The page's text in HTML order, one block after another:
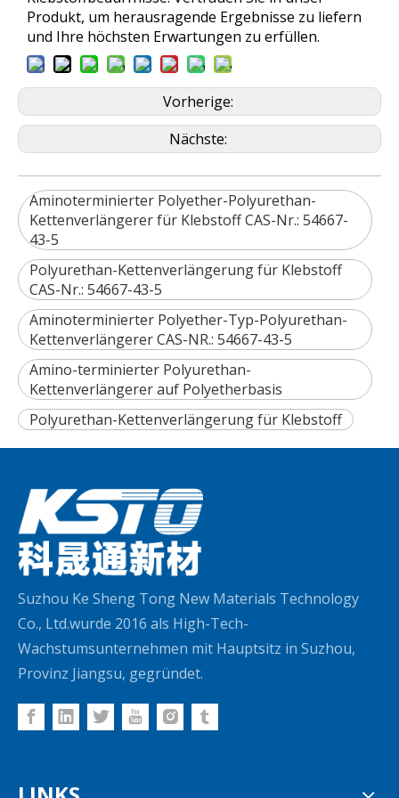
Produkt, um herausragende Ergebnisse zu liefern
und Ihre höchsten Erwartungen zu erfüllen.
Vorherige:
Nächste:
Aminoterminierter Polyether-Polyurethan-
Kettenverlängerer für Klebstoff CAS-Nr.: 54667-
43-5
Polyurethan-Kettenverlängerung für Klebstoff
CAS-Nr.: 54667-43-5
Aminoterminierter Polyether-Typ-Polyurethan-
Kettenverlängerer CAS-NR.: 54667-43-5
Amino-terminierter Polyurethan-
Kettenverlängerer auf Polyetherbasis
Polyurethan-Kettenverlängerung für Klebstoff
Suzhou Ke Sheng Tong New Materials Technology
Co., Ltd.wurde 2016 als High-Tech-
Wachstumsunternehmen mit Hauptsitz in Suzhou,
Provinz Jiangsu, gegründet.